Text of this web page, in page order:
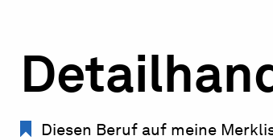
Diesen Beruf auf meine